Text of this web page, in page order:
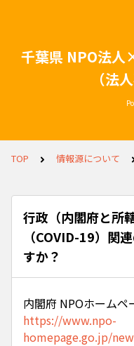
千葉県 NPO法人
（法
TOP 情報源について
行政（内閣府と所
（COVID-19）関
すか？
内閣府 NPOホームペ
https://www.npo-
homepage.go.jp/